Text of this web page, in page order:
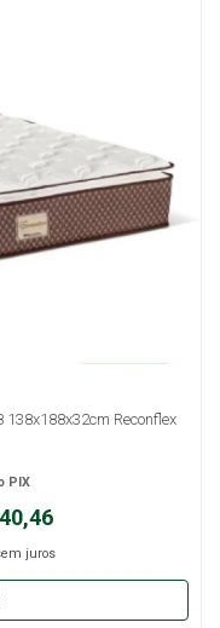
Reconflex
juros
PIX